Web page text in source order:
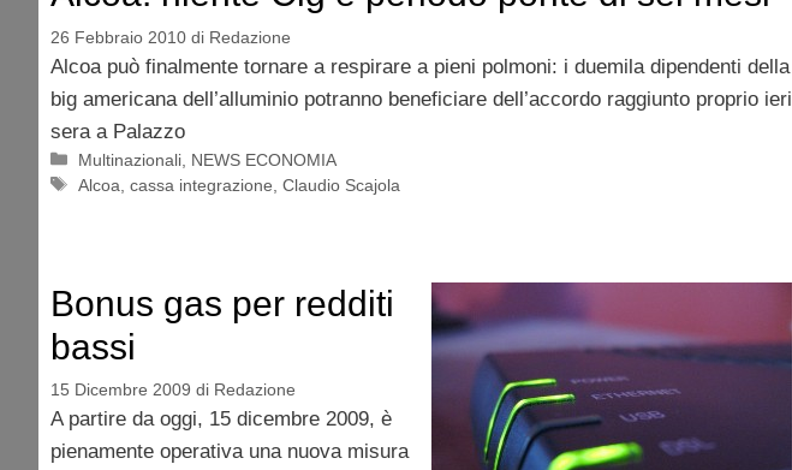
26 Febbraio 2010 di Redazione
Alcoa può finalmente tornare a respirare a pieni polmoni: i duemila dipendenti della
big americana dell’alluminio potranno beneficiare dell’accordo raggiunto proprio ieri
sera a Palazzo
Categorie
Multinazionali NEWS ECONOMIA
Tag
Alcoa ,cassa integrazione ,Claudio Scajola
Bonus gas per redditi
bassi
15 Dicembre 2009 di Redazione
A partire da oggi, 15 dicembre 2009, è
pienamente operativa una nuova misura